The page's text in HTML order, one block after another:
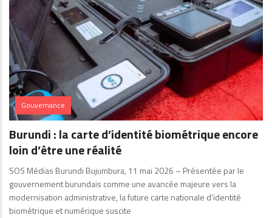
Gouvernance
Burundi : la carte d’identité biométrique encore
loin d’être une réalité
SOS Médias Burundi Bujumbura, 11 mai 2026 – Présentée par le
gouvernement burundais comme une avancée majeure vers la
modernisation administrative, la future carte nationale d’identité
biométrique et numérique suscite